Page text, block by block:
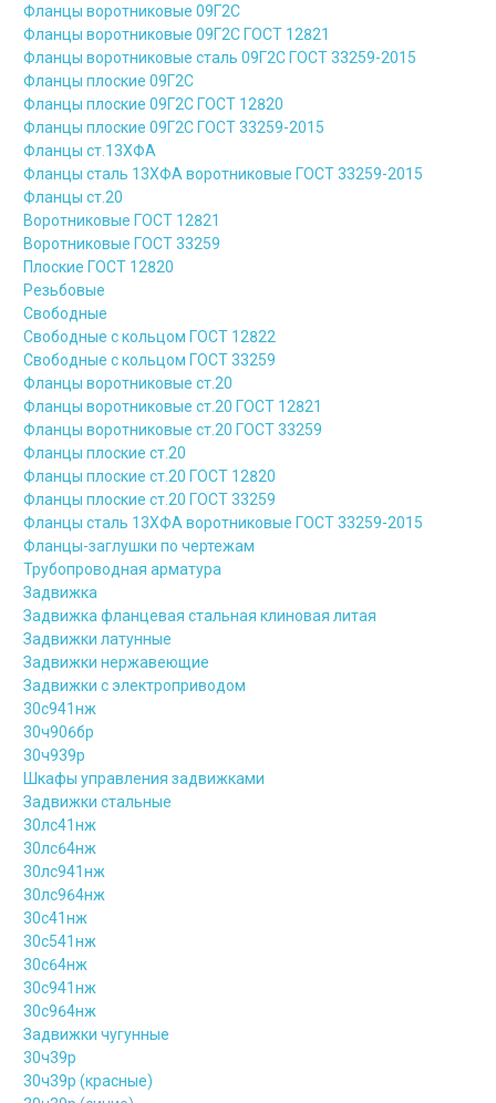
Фланцы воротниковые 09Г2С
Фланцы воротниковые 09Г2С ГОСТ 12821
Фланцы воротниковые сталь 09Г2С ГОСТ 33259-2015
Фланцы плоские 09Г2С
Фланцы плоские 09Г2С ГОСТ 12820
Фланцы плоские 09Г2С ГОСТ 33259-2015
Фланцы ст.13ХФА
Фланцы сталь 13ХФА воротниковые ГОСТ 33259-2015
Фланцы ст.20
Воротниковые ГОСТ 12821
Воротниковые ГОСТ 33259
Плоские ГОСТ 12820
Резьбовые
Свободные
Свободные с кольцом ГОСТ 12822
Свободные с кольцом ГОСТ 33259
Фланцы воротниковые ст.20
Фланцы воротниковые ст.20 ГОСТ 12821
Фланцы воротниковые ст.20 ГОСТ 33259
Фланцы плоские ст.20
Фланцы плоские ст.20 ГОСТ 12820
Фланцы плоские ст.20 ГОСТ 33259
Фланцы сталь 13ХФА воротниковые ГОСТ 33259-2015
Фланцы-заглушки по чертежам
Трубопроводная арматура
Задвижка
Задвижка фланцевая стальная клиновая литая
Задвижки латунные
Задвижки нержавеющие
Задвижки с электроприводом
30с941нж
30ч906бр
30ч939р
Шкафы управления задвижками
Задвижки стальные
30лс41нж
30лс64нж
30лс941нж
30лс964нж
30с41нж
30с541нж
30с64нж
30с941нж
30с964нж
Задвижки чугунные
30ч39р
30ч39р (красные)